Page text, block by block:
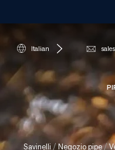
Italian
Savinelli / Negozio pipe/